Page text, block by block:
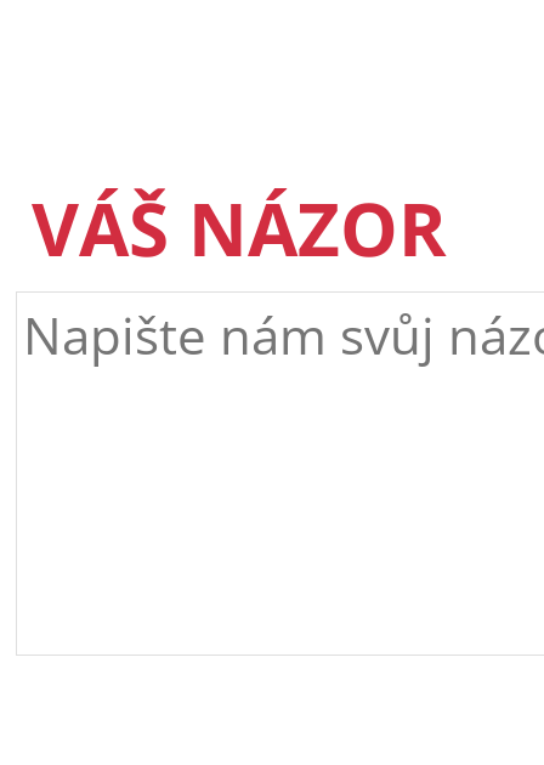
VÁŠ NÁZOR